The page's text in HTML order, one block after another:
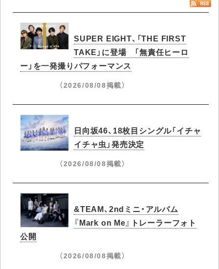
SUPER EIGHT、「THE FIRST
TAKE」に登場 「無責任ヒーロ
ー」を一発撮りパフォーマンス
（2026/08/08掲載）
日向坂46、18枚目シングル「イチャ
イチャ虫」発売決定
（2026/08/08掲載）
&TEAM、2ndミニ・アルバム
『Mark on Me』トレーラーフォト
公開
（2026/08/08掲載）